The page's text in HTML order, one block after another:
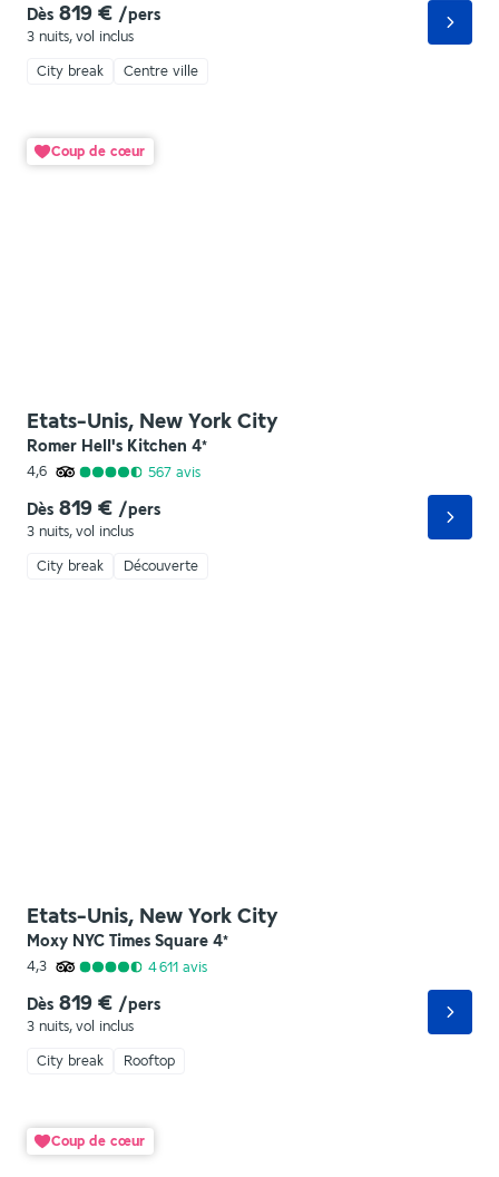
Dès 819 € /pers
3 nuits, vol inclus
City break Centre ville
Coup de cœur
Etats-Unis, New York City
Romer Hell's Kitchen 4*
4,6
567 avis
Dès 819 € /pers
3 nuits, vol inclus
City break Découverte
Etats-Unis, New York City
Moxy NYC Times Square 4*
4,3
4 611 avis
Dès 819 € /pers
3 nuits, vol inclus
City break Rooftop
Coup de cœur